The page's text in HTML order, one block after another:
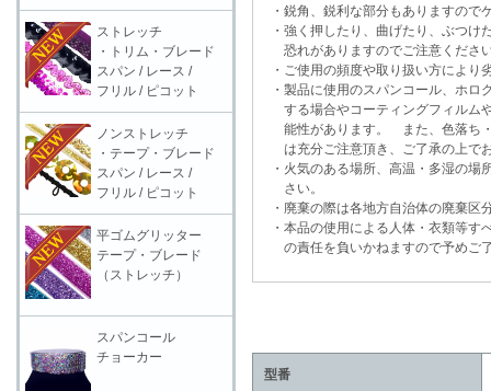
・鋭角、鋭利な部分もありますので
・強く押したり、曲げたり、ぶつけ
恐れがありますのでご注意くださ
・ご使用の頻度や取り扱い方により
・製品に使用のスパンコール、ホロ
する場合やコーティングフィルム
能性があります。 また、色落ち・
は充分ご注意頂き、ご了承の上で
・火気のある場所、高温・多湿の場
さい。
・廃棄の際は各地方自治体の廃棄区
・本品の使用による人体・衣類等す
の責任を負いかねますので予めご
型番
ストレッチ
・トリム・ブレード
スパン / レース /
フリル / ピコット
ノンストレッチ
・テープ・ブレード
スパン / レース /
フリル / ピコット
平ゴムグリッター
テープ・ブレード
（ストレッチ）
スパンコール
チョーカー